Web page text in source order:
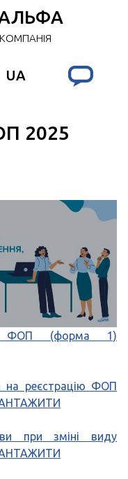
UA
2025
ФОП (форма 1)
на реєстрацію ФОП
при зміні виду